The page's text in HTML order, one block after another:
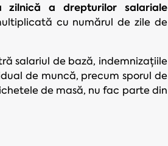
zilnică a drepturilor salariale
cu numărul de zile de
salariul de bază, indemnizațiile
de muncă, precum sporul de
de masă, nu fac parte din